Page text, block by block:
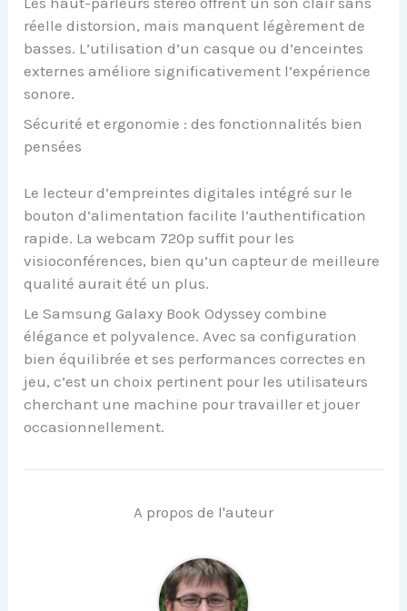
réelle distorsion, mais manquent légèrement de
basses. L’utilisation d’un casque ou d’enceintes
externes améliore significativement l’expérience
sonore.
Sécurité et ergonomie : des fonctionnalités bien
pensées
Le lecteur d’empreintes digitales intégré sur le
bouton d’alimentation facilite l’authentification
rapide. La webcam 720p suffit pour les
visioconférences, bien qu’un capteur de meilleure
qualité aurait été un plus.
Le Samsung Galaxy Book Odyssey combine
élégance et polyvalence. Avec sa configuration
bien équilibrée et ses performances correctes en
jeu, c’est un choix pertinent pour les utilisateurs
cherchant une machine pour travailler et jouer
occasionnellement.
A propos de l'auteur